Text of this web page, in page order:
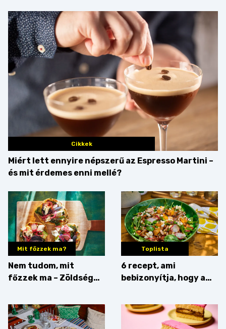
Cikkek
Miért lett ennyire népszerű az Espresso Martini –
és mit érdemes enni mellé?
Mit főzzek ma?
Nem tudom, mit
főzzek ma – Zöldség
Toplista
6 recept, ami
bebizonyítja, hogy a
zseniális